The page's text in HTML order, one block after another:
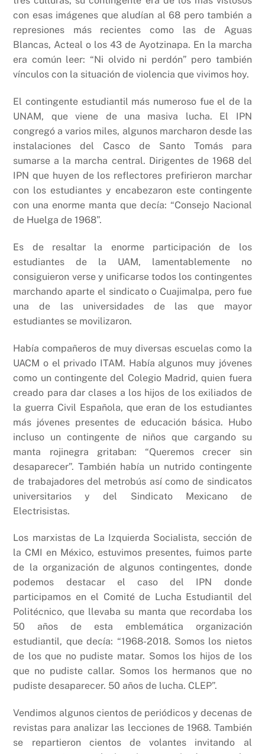
con esas imágenes que aludían al 68 pero también a
represiones más recientes como las de Aguas
Blancas, Acteal o los 43 de Ayotzinapa. En la marcha
era común leer: “Ni olvido ni perdón” pero también
vínculos con la situación de violencia que vivimos hoy.
El contingente estudiantil más numeroso fue el de la
UNAM, que viene de una masiva lucha. El IPN
congregó a varios miles, algunos marcharon desde las
instalaciones del Casco de Santo Tomás para
sumarse a la marcha central. Dirigentes de 1968 del
IPN que huyen de los reflectores prefirieron marchar
con los estudiantes y encabezaron este contingente
con una enorme manta que decía: “Consejo Nacional
de Huelga de 1968”.
Es de resaltar la enorme participación de los
estudiantes de la UAM, lamentablemente no
consiguieron verse y unificarse todos los contingentes
marchando aparte el sindicato o Cuajimalpa, pero fue
una de las universidades de las que mayor
estudiantes se movilizaron.
Había compañeros de muy diversas escuelas como la
UACM o el privado ITAM. Había algunos muy jóvenes
como un contingente del Colegio Madrid, quien fuera
creado para dar clases a los hijos de los exiliados de
la guerra Civil Española, que eran de los estudiantes
más jóvenes presentes de educación básica. Hubo
incluso un contingente de niños que cargando su
manta rojinegra gritaban: “Queremos crecer sin
desaparecer”. También había un nutrido contingente
de trabajadores del metrobús así como de sindicatos
universitarios y del Sindicato Mexicano de
Electrisistas.
Los marxistas de La Izquierda Socialista, sección de
la CMI en México, estuvimos presentes, fuimos parte
de la organización de algunos contingentes, donde
podemos destacar el caso del IPN donde
participamos en el Comité de Lucha Estudiantil del
Politécnico, que llevaba su manta que recordaba los
50 años de esta emblemática organización
estudiantil, que decía: “1968-2018. Somos los nietos
de los que no pudiste matar. Somos los hijos de los
que no pudiste callar. Somos los hermanos que no
pudiste desaparecer. 50 años de lucha. CLEP”.
Vendimos algunos cientos de periódicos y decenas de
revistas para analizar las lecciones de 1968. También
se repartieron cientos de volantes invitando al